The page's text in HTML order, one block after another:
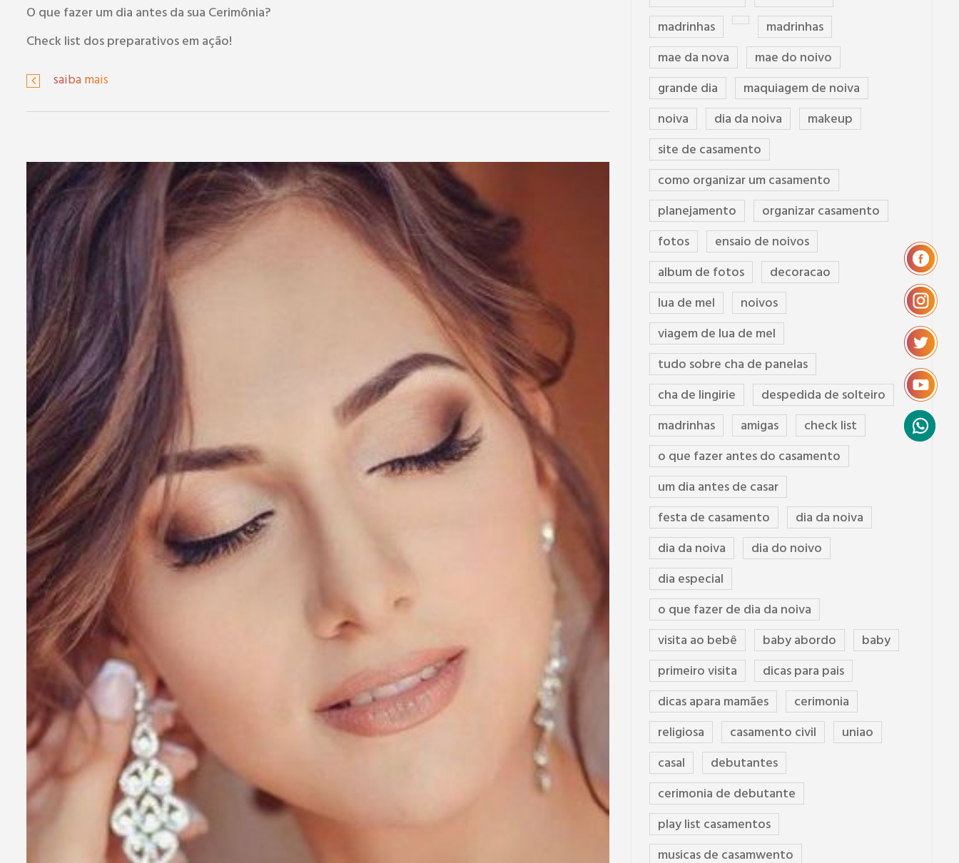
O que fazer um dia antes da sua Cerimônia?
Check list dos preparativos em ação!
saiba mais
madrinhas
madrinhas
mae da nova
mae do noivo
grande dia
maquiagem de noiva
noiva
dia da noiva
makeup
site de casamento
como organizar um casamento
planejamento
organizar casamento
fotos
ensaio de noivos
album de fotos
decoracao
lua de mel
noivos
viagem de lua de mel
tudo sobre cha de panelas
cha de lingirie
despedida de solteiro
madrinhas
amigas
check list
o que fazer antes do casamento
um dia antes de casar
festa de casamento
dia da noiva
dia da noiva
dia do noivo
dia especial
o que fazer de dia da noiva
visita ao bebê
baby abordo
baby
primeiro visita
dicas para pais
dicas apara mamães
cerimonia
religiosa
casamento civil
uniao
casal
debutantes
cerimonia de debutante
play list casamentos
musicas de casamwento